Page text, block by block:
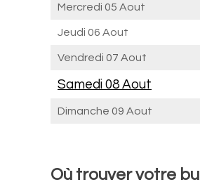
Mercredi 05 Aout
Jeudi 06 Aout
Vendredi 07 Aout
Samedi 08 Aout
Dimanche 09 Aout
Où trouver votre